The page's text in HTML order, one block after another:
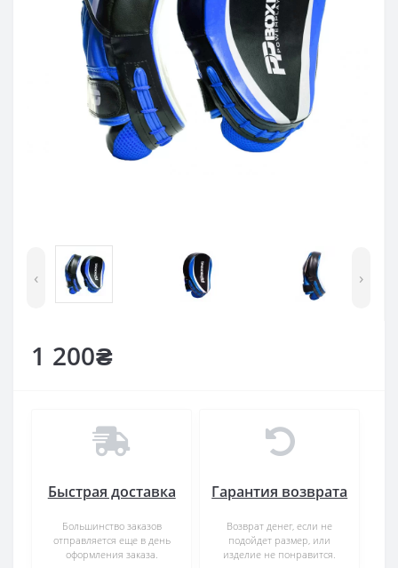
‹ ›
1 200₴
Быстрая доставка
Большинство заказов
отправляется еще в день
оформления заказа.
Гарантия возврата
Возврат денег, если не
подойдет размер, или
изделие не понравится.